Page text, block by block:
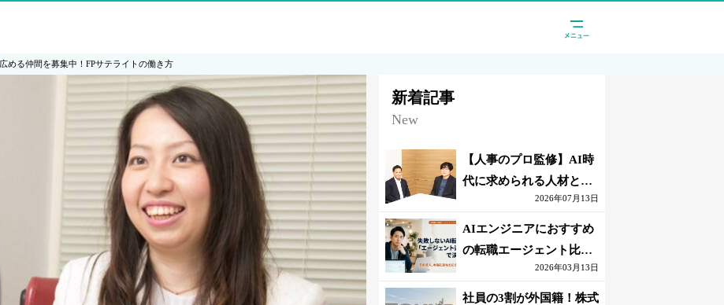
広める仲間を募集中！FPサテライトの働き方
新着記事
New
【人事のプロ監修】AI時
代に求められる人材と
は？「代替されない人」
の条件
2026年07月13日
AIエンジニアにおすすめ
の転職エージェント比較
｜失敗しない選び方【採
点表つき】
2026年03月13日
社員の3割が外国籍！株式